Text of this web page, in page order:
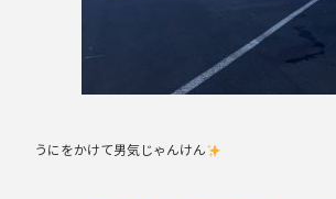
うにをかけて男気じゃんけん